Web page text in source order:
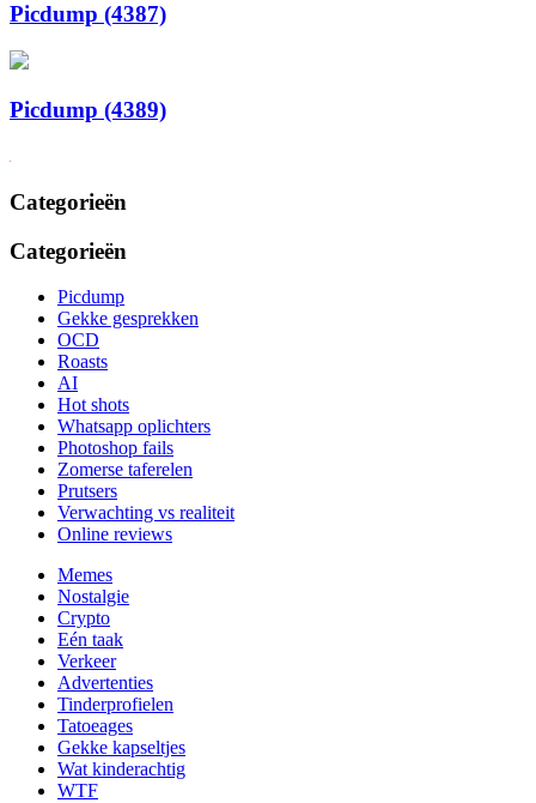
Picdump (4387)
Picdump (4389)
Categorieën
Categorieën
Picdump
Gekke gesprekken
OCD
Roasts
AI
Hot shots
Whatsapp oplichters
Photoshop fails
Zomerse taferelen
Prutsers
Verwachting vs realiteit
Online reviews
Memes
Nostalgie
Crypto
Eén taak
Verkeer
Advertenties
Tinderprofielen
Tatoeages
Gekke kapseltjes
Wat kinderachtig
WTF